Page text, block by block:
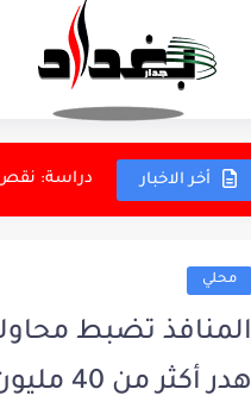
أخر الاخبار
مخرجات
بزشكيان:
محلي
المنافذ تضبط
هدر أكثر من 40 مليون دينار